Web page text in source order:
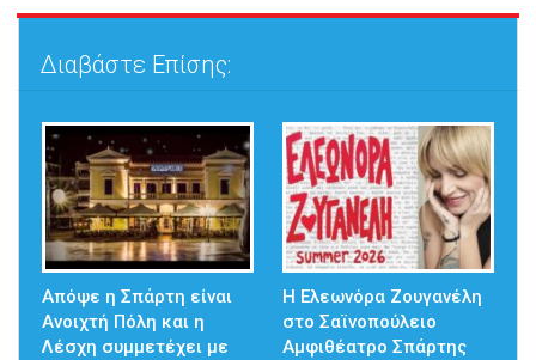
Διαβάστε Επίσης:
Απόψε η Σπάρτη είναι
Ανοιχτή Πόλη και η
Λέσχη συμμετέχει με
Η Ελεωνόρα Ζουγανέλη
στο Σαϊνοπούλειο
Αμφιθέατρο Σπάρτης